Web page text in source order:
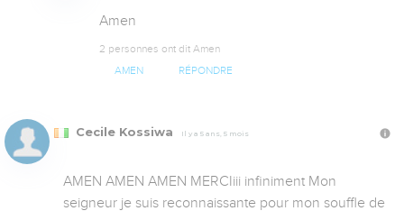
Amen
2 personnes ont dit Amen
AMEN RÉPONDRE
Cecile Kossiwa Il y a 5 ans, 5 mois
AMEN AMEN AMEN MERCIiii infiniment Mon
seigneur je suis reconnaissante pour mon souffle de